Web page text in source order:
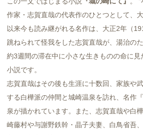
作家・志賀直哉の代表作のひとつとして、
以来今も読み継がれる名作は、大正2年（
跳ねられて怪我をした志賀直哉が、湯治の
約3週間の滞在中に小さな生きものの命に
小説です。
志賀直哉はその後も生涯に十数回、家族や
する白樺派の仲間と城崎温泉を訪れ、名作
泉が描かれています。また、志賀直哉や白
崎藤村や与謝野鉄幹・晶子夫妻、白鳥省吾